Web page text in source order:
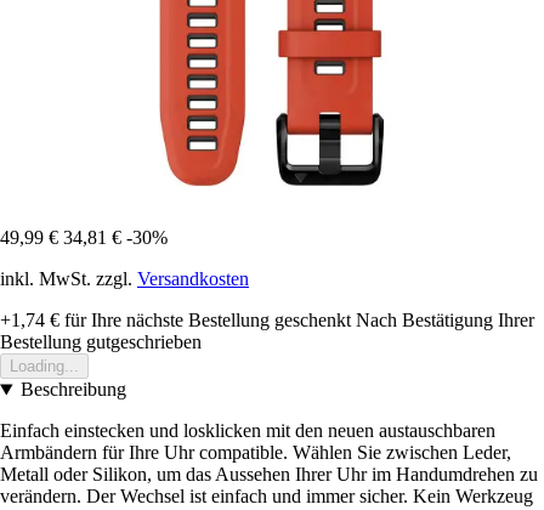
49,99 € 34,81 € -30%
inkl. MwSt. zzgl. Versandkosten
+1,74 € für Ihre nächste Bestellung geschenkt Nach Bestätigung Ihrer
Bestellung gutgeschrieben
Loading...
Beschreibung
Einfach einstecken und losklicken mit den neuen austauschbaren
Armbändern für Ihre Uhr compatible. Wählen Sie zwischen Leder,
Metall oder Silikon, um das Aussehen Ihrer Uhr im Handumdrehen zu
verändern. Der Wechsel ist einfach und immer sicher. Kein Werkzeug